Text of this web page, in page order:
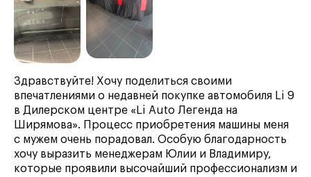
Здравствуйте! Хочу поделиться своими
впечатлениями о недавней покупке автомобиля Li 9
в Дилерском центре «Li Auto Легенда на
Ширямова». Процесс приобретения машины меня
с мужем очень порадовал. Особую благодарность
хочу выразить менеджерам Юлии и Владимиру,
которые проявили высочайший профессионализм и